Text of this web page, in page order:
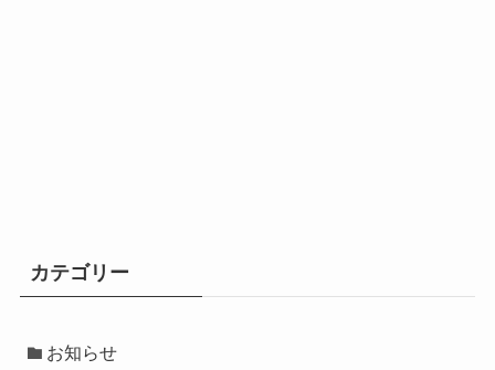
カテゴリー
お知らせ